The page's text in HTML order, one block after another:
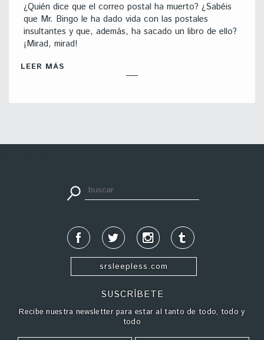
¿Quién dice que el correo postal ha muerto? ¿Sabéis
que Mr. Bingo le ha dado vida con las postales
insultantes y que, además, ha sacado un libro de ello?
¡Mirad, mirad!
LEER MÁS
srsleepless.com
SUSCRÍBETE
Recibe nuestra newsletter para estar al tanto de todo, todo y
todo